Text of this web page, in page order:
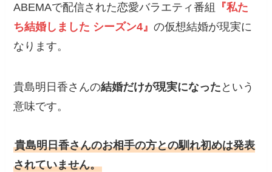
ABEMAで配信された恋愛バラエティ番組
『私た
ち結婚しました シーズン4』の仮想結婚が現実に
なります。
貴島明日香さんの結婚だけが現実になった という
意味です。
貴島明日香さんのお相手の方との馴れ初めは発表
されていません。